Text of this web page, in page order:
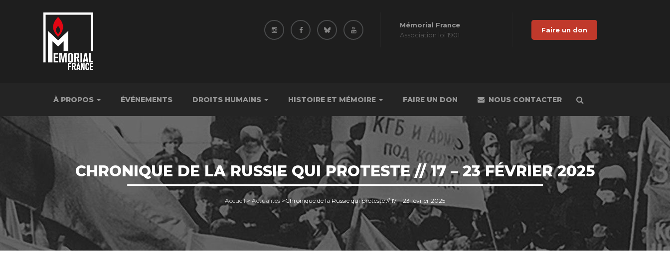
Mémorial France
Association loi 1901
Faire un don
À PROPOS ÉVÉNEMENTS DROITS HUMAINS HISTOIRE ET MÉMOIRE FAIRE UN DON NOUS CONTACTER
CHRONIQUE DE LA RUSSIE QUI PROTESTE // 17 – 23 FÉVRIER 2025
Accueil> Actualités >Chronique de la Russie qui proteste // 17 – 23 février 2025